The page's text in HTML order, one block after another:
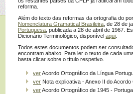
reforma.
Além do texto das reformas da ortografia do
Nomenclatura Gramatical Brasileira , de 28 de
Portuguesa , publicada a 28 de abril de 1967.
Dicionário Terminológico, disponível aqui
Todos estes documentos podem ser
encontram abaixo. Para ler o texto de cada
basta clicar sobre o título respetivo.
verAcordo Ortográfico da Língua
ver Nota explicativa - Anexo II do
verAcordo Ortográfico de 1945 -